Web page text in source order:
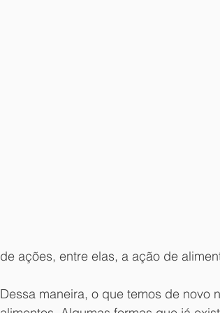
de ações, entre elas, a ação de
Dessa maneira, o que temos de